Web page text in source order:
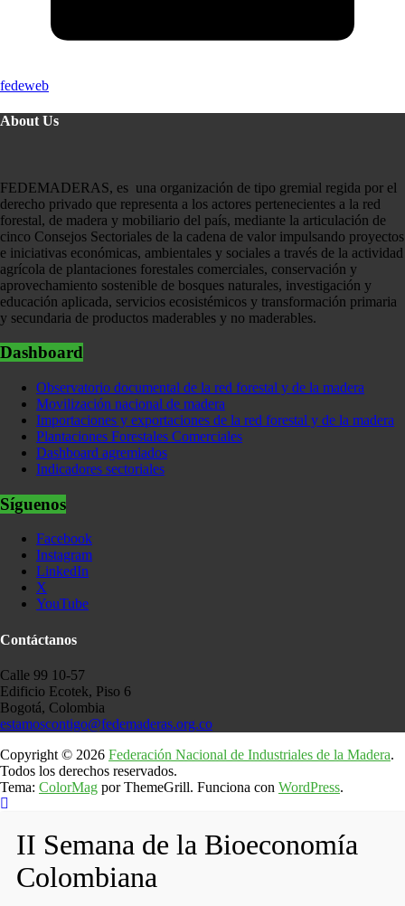
fedeweb
About Us
FEDEMADERAS, es una organización de tipo gremial regida por el
derecho privado que representa a los actores pertenecientes a la red
forestal, de madera y mobiliario del país, mediante la articulación de
cinco Consejos Sectoriales de la cadena de valor impulsando proyectos
e iniciativas económicas, ambientales y sociales a través de la actividad
agrícola de plantaciones forestales comerciales, conservación y
aprovechamiento sostenible de bosques naturales, investigación y
educación aplicada, servicios ecosistémicos y transformación primaria
y secundaria de productos maderables y no maderables.
Dashboard
Observatorio documental de la red forestal y de la madera
Movilización nacional de madera
Importaciones y exportaciones de la red forestal y de la madera
Plantaciones Forestales Comerciales
Dashboard agremiados
Indicadores sectoriales
Síguenos
Facebook
Instagram
LinkedIn
X
YouTube
Contáctanos
Calle 99 10-57
Edificio Ecotek, Piso 6
Bogotá, Colombia
estamoscontigo@fedemaderas.org.co
Copyright © 2026 Federación Nacional de Industriales de la Madera.
Todos los derechos reservados.
Tema: ColorMag por ThemeGrill. Funciona con WordPress.
II Semana de la Bioeconomía
Colombiana